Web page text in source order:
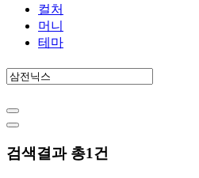
컬처
머니
테마
검색결과 총1건